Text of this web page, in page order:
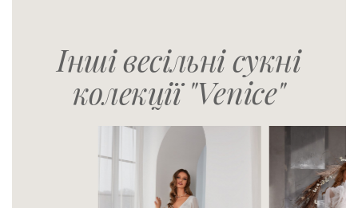
Інші весільні сукні
колекції "Venice"